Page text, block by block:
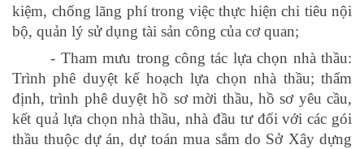
kiệm, chống lãng phí trong việc thực hiện chi tiêu nội
bộ, quản lý sử dụng tài sản công của cơ quan;
- Tham mưu trong công tác lựa chọn nhà thầu:
Trình phê duyệt kế hoạch lựa chọn nhà thầu; thẩm
định,trình phê duyệt hồ sơ mời thầu, hồ sơ yêu cầu,
kết quả lựa chọn nhà thầu, nhà đầu tư đối với các gói
thầu thuộc dự án, dự toán mua sắm do Sở Xây dựng